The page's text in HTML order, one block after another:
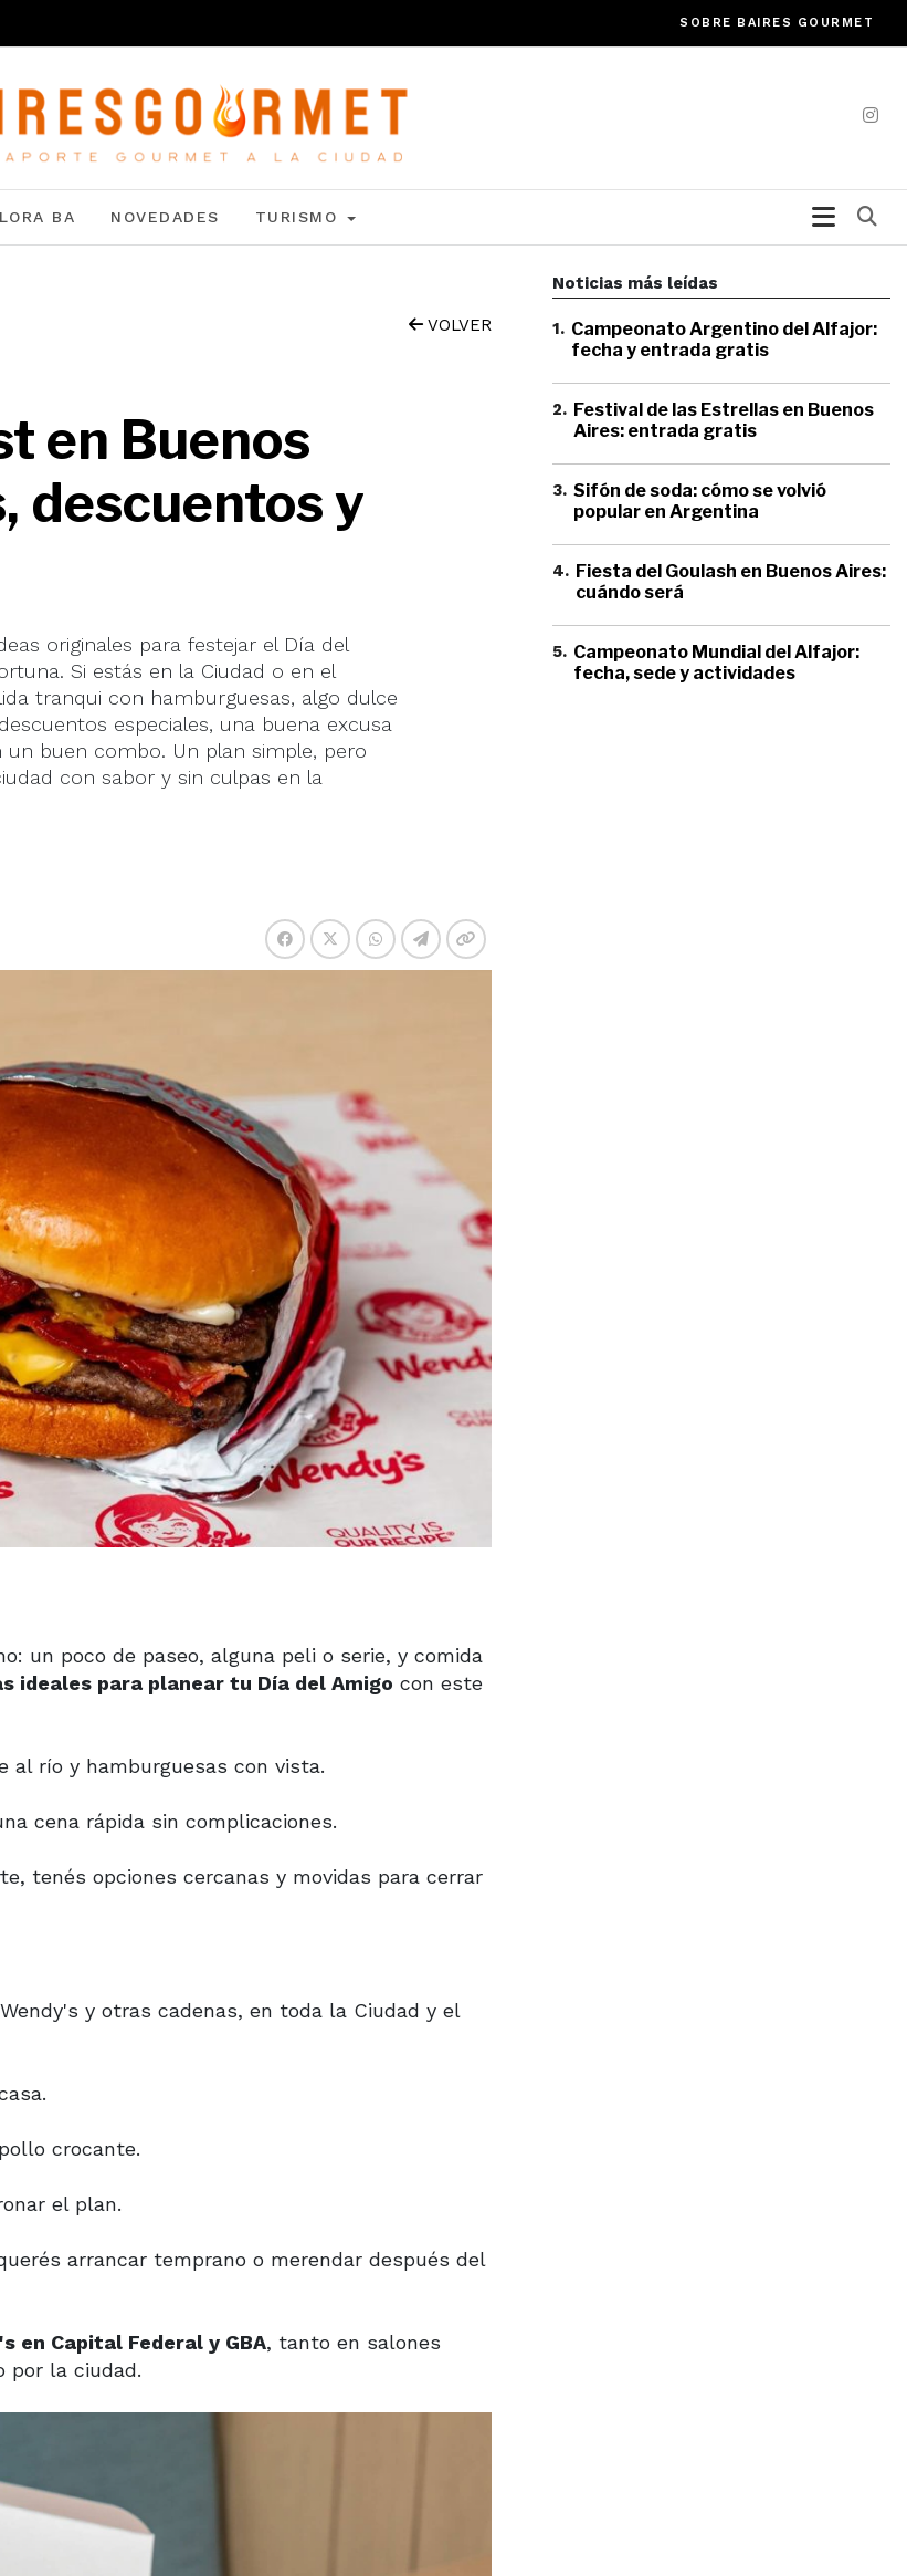
SOBRE BAIRES GOURMET
BA NOVEDADES TURISMO
VOLVER
en Buenos
descuentos y
originales para festejar el Día del
Si estás en la Ciudad o en el
tranqui con hamburguesas, algo dulce
especiales, una buena excusa
buen combo. Un plan simple, pero
con sabor y sin culpas en la
un poco de paseo, alguna peli o serie, y comida
ideales para planear tu Día del Amigo con este
al río y hamburguesas con vista.
cena rápida sin complicaciones.
tenés opciones cercanas y movidas para cerrar
y otras cadenas, en toda la Ciudad y el
crocante.
el plan.
arrancar temprano o merendar después del
en Capital Federal y GBA, tanto en salones
por la ciudad.
Noticias más leídas
1. Campeonato Argentino del Alfajor:
fecha y entrada gratis
2. Festival de las Estrellas en Buenos
Aires: entrada gratis
3. Sifón de soda: cómo se volvió
popular en Argentina
4. Fiesta del Goulash en Buenos Aires:
cuándo será
5. Campeonato Mundial del Alfajor:
fecha, sede y actividades